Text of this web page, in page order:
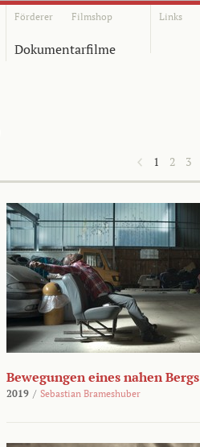
Förderer Filmshop Links
Dokumentarfilme
1 2 3
Bewegungen eines nahen Bergs
2019 / Sebastian Brameshuber